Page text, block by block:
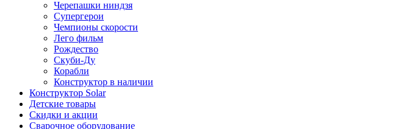
Черепашки ниндзя
Супергерои
Чемпионы скорости
Лего фильм
Рождество
Скуби-Ду
Корабли
Конструктор в наличии
Конструктор Solar
Детские товары
Скидки и акции
Сварочное оборудование